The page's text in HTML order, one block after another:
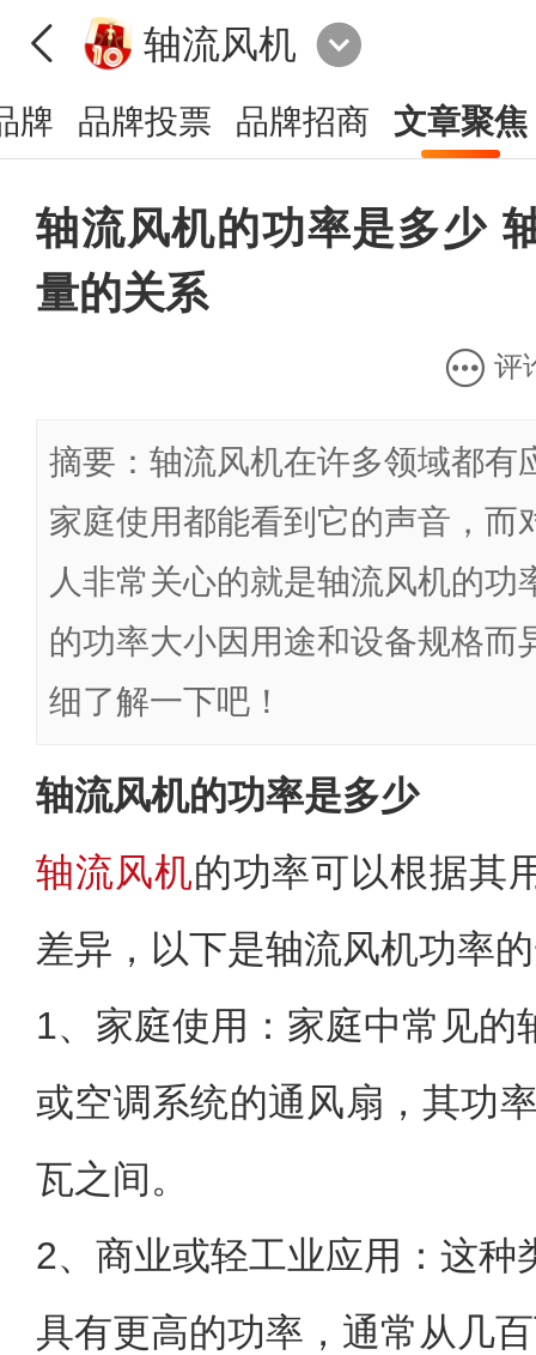
轴流风机
牌 品牌投票 品牌招商 文章聚焦
轴流风机的功率是多少
量的关系
评
摘要：轴流风机在许多领域都有
家庭使用都能看到它的声音，而
人非常关心的就是轴流风机的功
的功率大小因用途和设备规格而
细了解一下吧！
轴流风机的功率是多少
轴流风机的功率可以根据其
差异，以下是轴流风机功率
1、家庭使用：家庭中常见的
或空调系统的通风扇，其功
瓦之间。
2、商业或轻工业应用：这种
具有更高的功率，通常从几